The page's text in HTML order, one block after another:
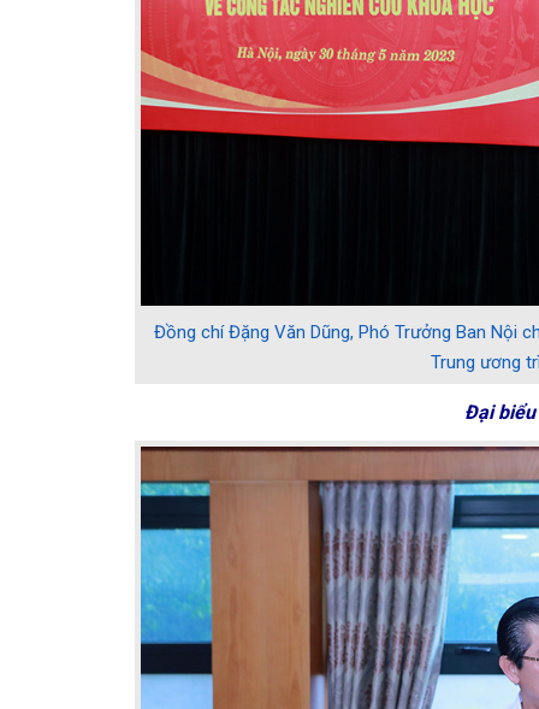
Đồng chí Đặng Văn Dũng, Phó Trưởng Ban Nội
Trung ương
Đại